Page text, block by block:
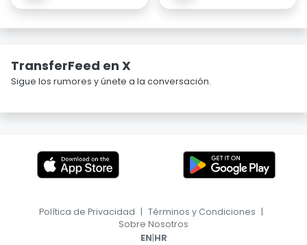
TransferFeed en X
Sigue los rumores y únete a la conversación.
Política de Privacidad | Términos y Condiciones |
Sobre Nosotros
EN|HR